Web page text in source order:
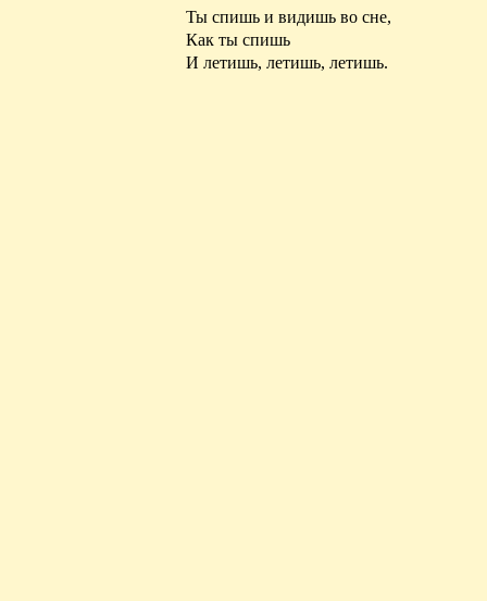
Ты спишь и видишь во сне,
Как ты спишь
И летишь, летишь, летишь.